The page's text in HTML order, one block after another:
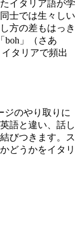
イタリア語が学
士では生々しい
方の差もはっき
boh」（さあ
タリアで頻出
ジのやり取りに
語と違い、話し
びつきます。ス
どうかをイタリ